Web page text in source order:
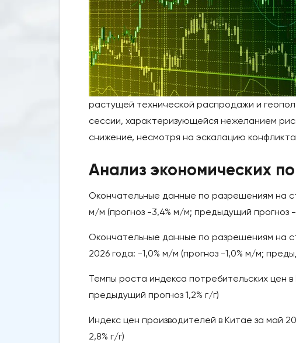
растущей технической распродажи и
сессии, характеризующейся нежеланием
снижение, несмотря на эскалацию
Анализ экономических
Окончательные данные по разрешениям на
м/м (прогноз -3,4% м/м; предыдущий прогноз -
Окончательные данные по разрешениям на
2026 года: -1,0% м/м (прогноз -1,0% м/м;
Темпы роста индекса потребительских цен в
предыдущий прогноз 1,2% г/г)
Индекс цен производителей в Китае за май
2,8% г/г)